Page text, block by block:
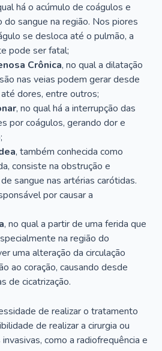
há o acúmulo de coágulos e
sangue na região. Nos piores
se desloca até o pulmão, a
pode ser fatal;
Crônica, no qual a dilatação
nas veias podem gerar desde
dores, entre outros;
, no qual há a interrupção das
por coágulos, gerando dor e
, também conhecida como
consiste na obstrução e
sangue nas artérias carótidas.
por causar a
, no qual a partir de uma ferida que
na região do
uma alteração da circulação
ao coração, causando desde
de cicatrização.
de realizar o tratamento
de realizar a cirurgia ou
como a radiofrequência e